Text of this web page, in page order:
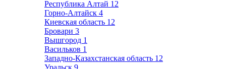
Республика Алтай 12
Горно-Алтайск 4
Киевская область 12
Бровари 3
Вышгород 1
Васильков 1
Западно-Казахстанская область 12
Уральск 9